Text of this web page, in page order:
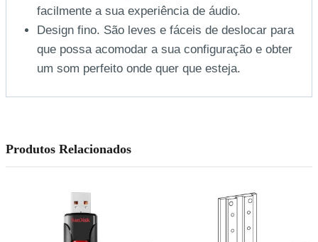
facilmente a sua experiência de áudio.
Design fino. São leves e fáceis de deslocar para
que possa acomodar a sua configuração e obter
um som perfeito onde quer que esteja.
Produtos Relacionados